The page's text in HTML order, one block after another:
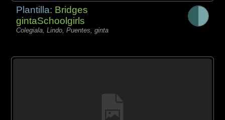
Plantilla: Bridges
gintaSchoolgirls
Colegiala, Lindo, Puentes, ginta